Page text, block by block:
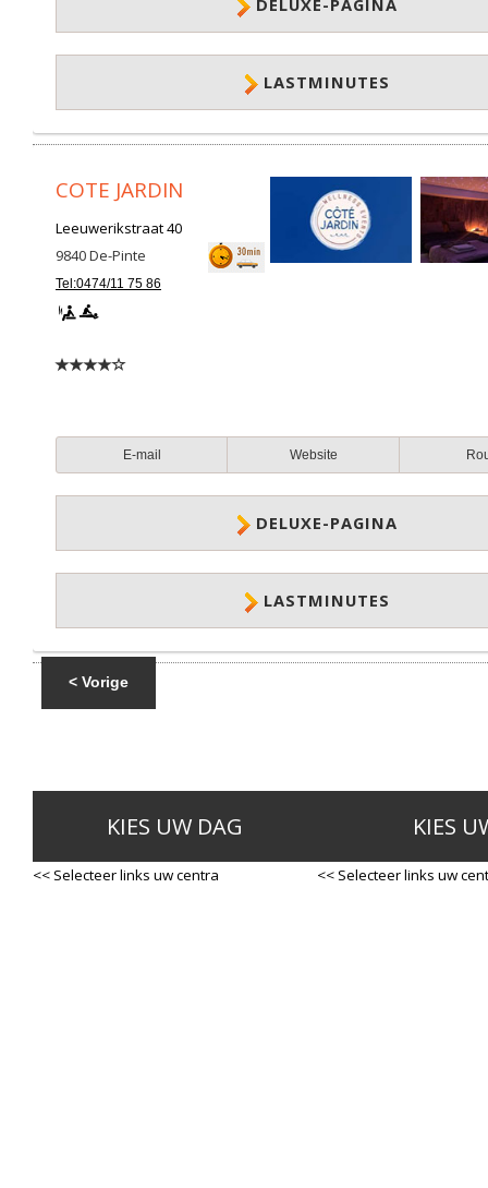
DELUXE-PAGINA
LASTMINUTES
COTE JARDIN
Leeuwerikstraat 40
9840De-Pinte
Tel:0474/11 75 86
E-mail Website
DELUXE-PAGINA
LASTMINUTES
< Vorige
KIES UW DAG
<< Selecteer links uw centra
KIES
<< Selecteer links uw